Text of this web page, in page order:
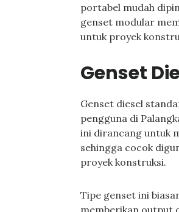
portabel mudah
genset modular
untuk proyek
Genset
Genset diesel
pengguna di
ini dirancang untuk
sehingga cocok
proyek konstruksi.
Tipe genset ini